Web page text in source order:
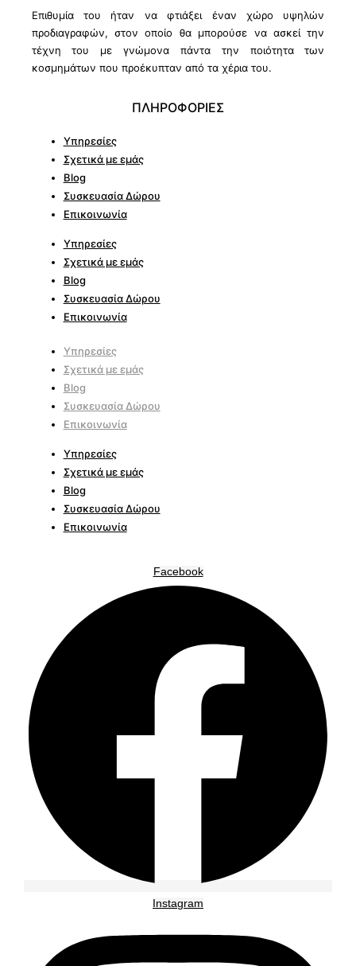
Επιθυμία του ήταν να φτιάξει έναν χώρο υψηλών
προδιαγραφών, στον οποίο θα μπορούσε να ασκεί την
τέχνη του με γνώμονα πάντα την ποιότητα των
κοσμημάτων που προέκυπταν από τα χέρια του.
ΠΛΗΡΟΦΟΡΙΕΣ
Υπηρεσίες
Σχετικά με εμάς
Blog
Συσκευασία Δώρου
Επικοινωνία
Υπηρεσίες
Σχετικά με εμάς
Blog
Συσκευασία Δώρου
Επικοινωνία
Υπηρεσίες
Σχετικά με εμάς
Blog
Συσκευασία Δώρου
Επικοινωνία
Υπηρεσίες
Σχετικά με εμάς
Blog
Συσκευασία Δώρου
Επικοινωνία
Facebook
Instagram